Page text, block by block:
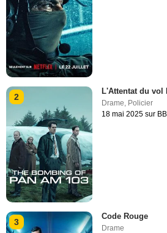
2
L'Attentat du vol
Drame, Policier
18 mai 2025 sur
3
Code Rouge
Drame